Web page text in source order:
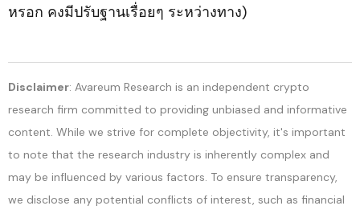
หรอก คงมีปรับฐานเรื่อยๆ ระหว่างทาง)
Disclaimer: Avareum Research is an independent crypto
research firm committed to providing unbiased and informative
content. While we strive for complete objectivity, it's important
to note that the research industry is inherently complex and
may be influenced by various factors. To ensure transparency,
we disclose any potential conflicts of interest, such as financial